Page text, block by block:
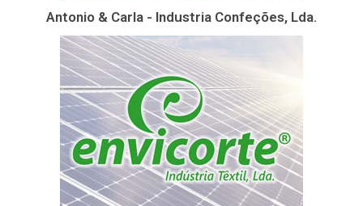
Antonio & Carla - Industria Confeções, Lda.